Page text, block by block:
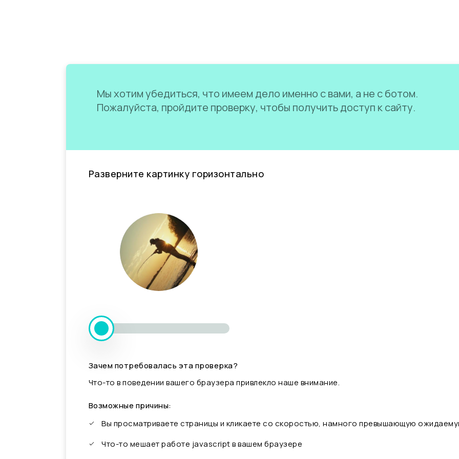
Мы хотим убедиться, что имеем дело именно с вами, а не с ботом.
Пожалуйста, пройдите проверку, чтобы получить доступ к сайту.
Разверните картинку горизонтально
Зачем потребовалась эта проверка?
Что-то в поведении вашего браузера привлекло наше внимание.
Возможные причины:
Вы просматриваете страницы и кликаете со скоростью, намного превышающую
Что-то мешает работе javascript в вашем браузере